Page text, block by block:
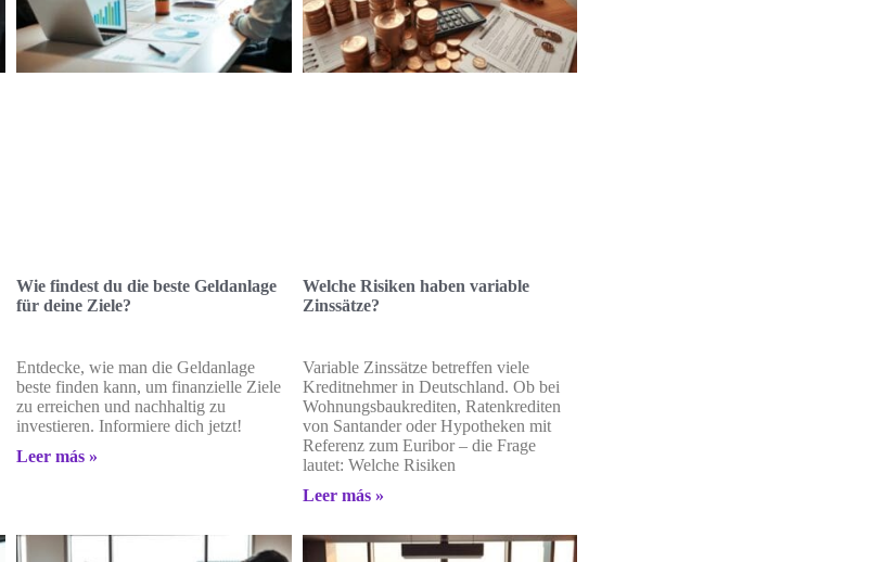
Wie findest du die beste Geldanlage
für deine Ziele?
Entdecke, wie man die Geldanlage
beste finden kann, um finanzielle Ziele
zu erreichen und nachhaltig zu
investieren. Informiere dich jetzt!
Leer más »
Welche Risiken haben variable
Zinssätze?
Variable Zinssätze betreffen viele
Kreditnehmer in Deutschland. Ob bei
Wohnungsbaukrediten, Ratenkrediten
von Santander oder Hypotheken mit
Referenz zum Euribor – die Frage
lautet: Welche Risiken
Leer más »